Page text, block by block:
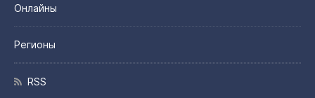
Онлайны
Регионы
RSS